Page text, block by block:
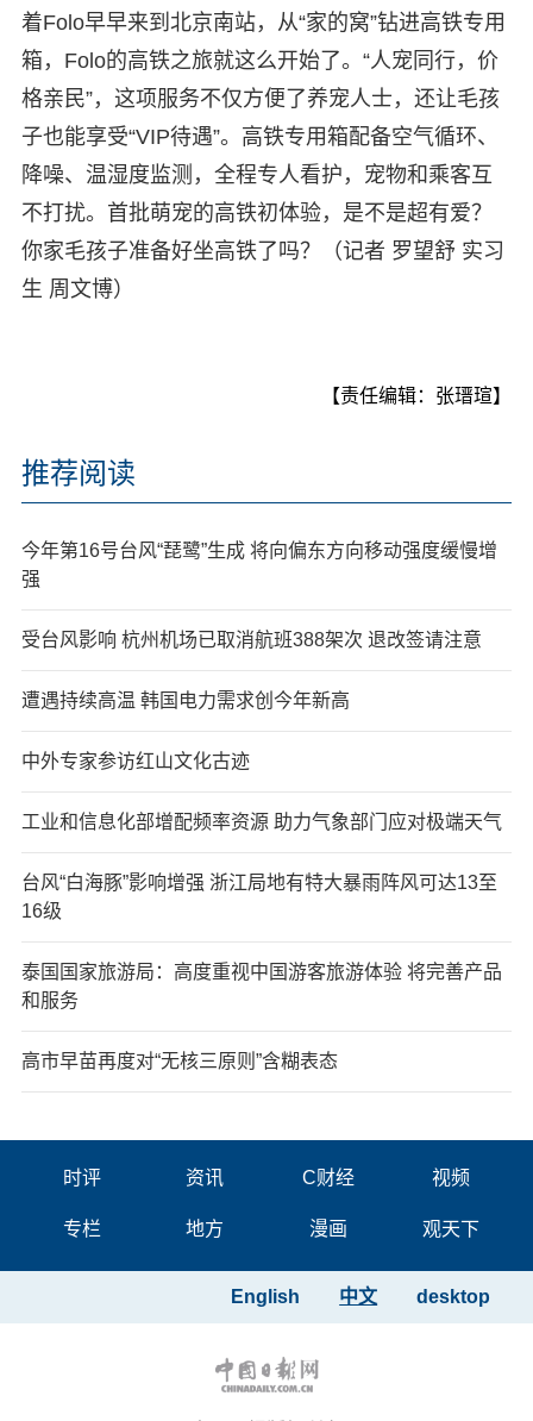
着Folo早早来到北京南站，从“家的窝”钻进高铁专用
箱，Folo的高铁之旅就这么开始了。“人宠同行，价
格亲民”，这项服务不仅方便了养宠人士，还让毛孩
子也能享受“VIP待遇”。高铁专用箱配备空气循环、
降噪、温湿度监测，全程专人看护，宠物和乘客互
不打扰。首批萌宠的高铁初体验，是不是超有爱？
你家毛孩子准备好坐高铁了吗？（记者 罗望舒 实习
生 周文博）
【责任编辑：张瑨瑄】
推荐阅读
今年第16号台风“琵鹭”生成 将向偏东方向移动强度缓慢增
强
受台风影响 杭州机场已取消航班388架次 退改签请注意
遭遇持续高温 韩国电力需求创今年新高
中外专家参访红山文化古迹
工业和信息化部增配频率资源 助力气象部门应对极端天气
台风“白海豚”影响增强 浙江局地有特大暴雨阵风可达13至
16级
泰国国家旅游局：高度重视中国游客旅游体验 将完善产品
和服务
高市早苗再度对“无核三原则”含糊表态
时评 资讯 C财经 视频
专栏 地方 漫画 观天下
desktop
中文
English